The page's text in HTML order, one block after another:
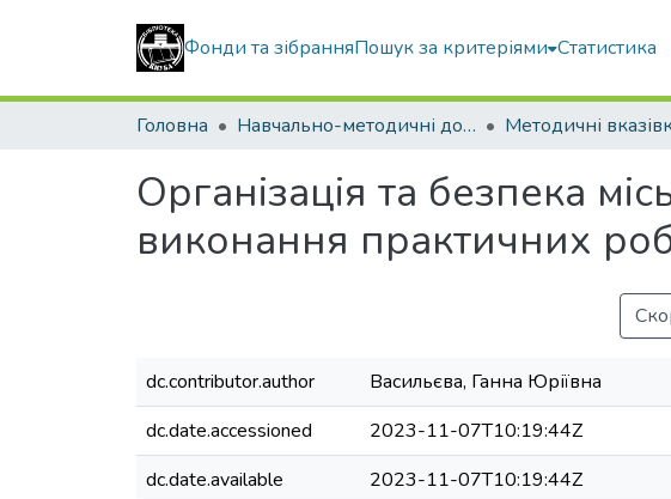
Фонди та зібранняПошук за критеріями Статистика
Головна Навчально-методичні документи
Організація та безпека
виконання практичних
dc.contributor.author
Васильєва, Ганна Юріївна
dc.date.accessioned
2023-11-07T10:19:44Z
dc.date.available
2023-11-07T10:19:44Z